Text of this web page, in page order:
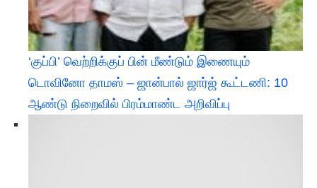
‘குப்பி’ வெற்றிக்குப் பின் மீண்டும் இணையும்
டொவினோ தாமஸ் – ஜான்பால் ஜார்ஜ் கூட்டணி: 10
ஆண்டு நிறைவில் பிரம்மாண்ட அறிவிப்பு